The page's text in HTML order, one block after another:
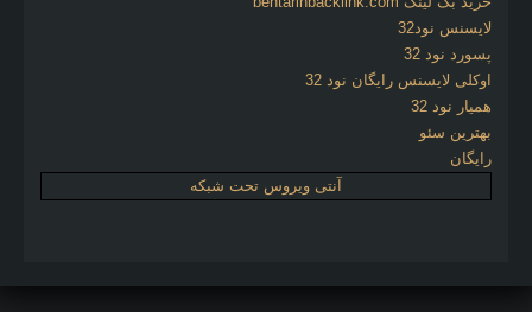
لایسنس نود32
پسورد نود 32
اوکلی لایسنس رایگان نود 32
همیار نود 32
بهترین سئو
رایگان
آنتی ویروس تحت شبکه